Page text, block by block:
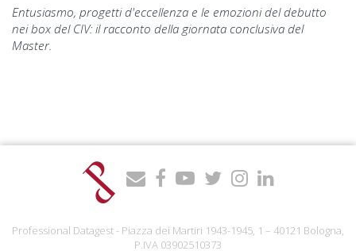
Entusiasmo, progetti d'eccellenza e le emozioni del debutto
nei box del CIV: il racconto della giornata conclusiva del
Master.
Professional Datagest - Piazza dei Martiri 1943-1945, 1 – 40121 Bologna,
P.IVA 03902510373